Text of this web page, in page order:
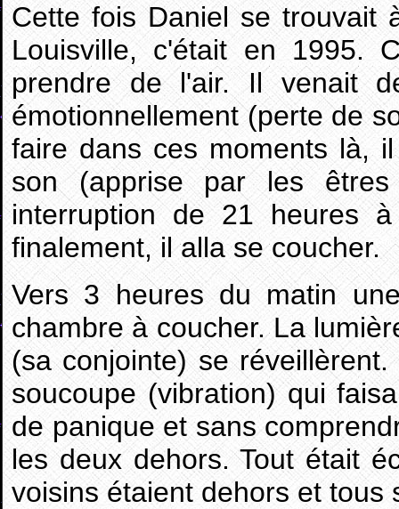
Cette fois Daniel se trouvait
Louisville, c'était en 1995.
prendre de l'air. Il venait
émotionnellement (perte de
faire dans ces moments là,
son (apprise par les
interruption de 21 heures
finalement, il alla se coucher.
Vers 3 heures du matin
chambre à coucher. La
(sa conjointe) se
soucoupe (vibration) qui
de panique et sans
les deux dehors. Tout était
voisins étaient dehors et tous